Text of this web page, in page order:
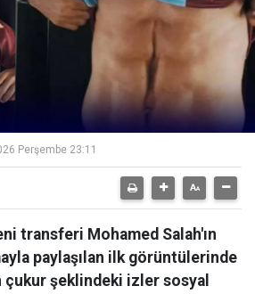
Perşembe 23:11
transferi Mohamed Salah'ın
paylaşılan ilk görüntülerinde
çukur şeklindeki izler sosyal